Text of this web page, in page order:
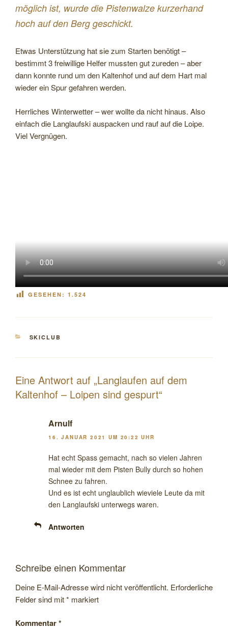
möglich ist, wurde die Pistenwalze kurzerhand
hoch auf den Berg geschickt.
Etwas Unterstützung hat sie zum Starten benötigt –
bestimmt 3 freiwillige Helfer mussten gut zureden – aber
dann konnte rund um den Kaltenhof und auf dem Hart mal
wieder ein Spur gefahren werden.
Herrliches Winterwetter – wer wollte da nicht hinaus. Also
einfach die Langlaufski auspacken und rauf auf die Loipe.
Viel Vergnügen.
GESEHEN: 1.524
KATEGORIEN
SKICLUB
Eine Antwort auf „Langlaufen auf dem
Kaltenhof – Loipen sind gespurt“
Arnulf
16. JANUAR 2021 UM 20:22 UHR
Hat echt Spass gemacht, nach so vielen Jahren
mal wieder mit dem Pisten Bully durch so hohen
Schnee zu fahren.
Und es ist echt unglaublich wieviele Leute da mit
den Langlaufski unterwegs waren.
Antworten
Schreibe einen Kommentar
Deine E-Mail-Adresse wird nicht veröffentlicht. Erforderliche
Felder sind mit* markiert
Kommentar*